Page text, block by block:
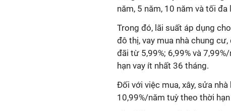
năm, 5 năm, 10 năm và tối đa
Trong đó, lãi suất áp dụng
đô thị, vay mua nhà chung
đãi từ 5,99%; 6,99% và
hạn vay ít nhất 36 tháng.
Đối với việc mua, xây, sửa
10,99%/năm tuỳ theo thời hạn